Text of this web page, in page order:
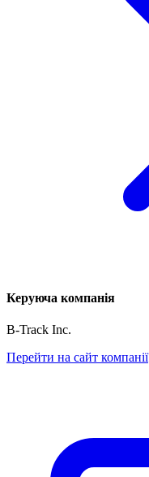
Керуюча компанія
B-Track Inc.
Перейти на сайт компанії